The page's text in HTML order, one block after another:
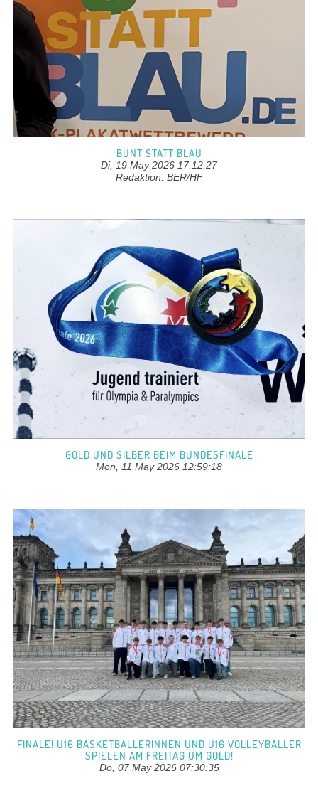
BUNT STATT BLAU
Di, 19 May 2026 17:12:27
Redaktion: BER/HF
GOLD UND SILBER BEIM BUNDESFINALE
Mon, 11 May 2026 12:59:18
FINALE! U16 BASKETBALLERINNEN UND U16 VOLLEYBALLER
SPIELEN AM FREITAG UM GOLD!
Do, 07 May 2026 07:30:35